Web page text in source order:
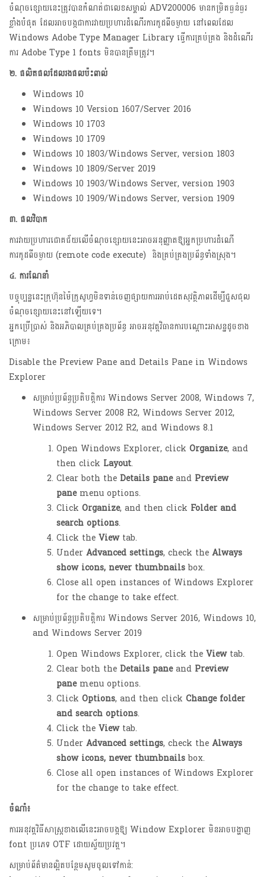
ចំណុច​ខ្សោយ​នេះ​ត្រូវ​បាន​កំណត់​ជា​លេខ​សម្គាល់​ ADV200006 មានកម្រិត​ធ្ងន់ធ្ងរ​
ខ្លាំងបំផុត​ ដែល​អាច​បង្ក​ជា​ការវាយប្រហារ​ដំណើរការ​កូដ​ពី​ចម្ងាយ​ នៅពេល​ដែល​
Windows Adobe Type Manager Library ធ្វើការ​គ្រប់គ្រង និងដំណើរ
ការ Adobe Type 1 fonts​ មិនបាន​ត្រឹមត្រូវ​។
២. ផលិតផលដែលរងផលប៉ះពាល់
Windows 10
Windows 10 Version 1607/Server 2016
Windows 10 1703
Windows 10 1709
Windows 10 1803/Windows Server, version 1803
Windows 10 1809/Server 2019
Windows 10 1903/Windows Server, version 1903
Windows 10 1909/Windows Server, version 1909
៣. ផលវិបាក
ការវាយប្រហារជោគជ័យលើចំណុចខ្សោយនេះអាចអនុញ្ញាតឱ្យអ្នកប្រហារដំណើ
ការកូដពីចម្ងាយ (remote code execute) និងគ្រប់គ្រងប្រព័ន្ធទាំងស្រុង។
៤. ការណែនាំ
បច្ចុប្បន្ននេះក្រុហ៊ុនម៉ៃក្រូសូហ្វមិនទាន់ចេញផ្សាយការអាប់ដេតសុវត្ថិភាពដើម្បីជួសជុល
ចំណុចខ្សោយនេះនៅឡើយទេ។
អ្នកប្រើប្រាស់​ និងអភិបាលគ្រប់គ្រងប្រព័ន្ធ អាចអនុវត្តវិធានការបណ្តោះអាសន្នដូចខាង
ក្រោម៖
Disable the Preview Pane and Details Pane in Windows
Explorer
សម្រាប់ប្រព័ន្ធប្រតិបត្តិការ Windows Server 2008, Windows 7,
Windows Server 2008 R2, Windows Server 2012,
Windows Server 2012 R2, and Windows 8.1
Open Windows Explorer, click Organize, and
then click Layout.
Clear both the Details paneand Preview
panemenu options.
Click Organize, and then click Folder and
search options.
Click the Viewtab.
Under Advanced settings, check the Always
show icons, never thumbnailsbox.
Close all open instances of Windows Explorer
for the change to take effect.
សម្រាប់ប្រព័ន្ធប្រតិបត្តិការ Windows Server 2016, Windows 10,
and Windows Server 2019
Open Windows Explorer, click the Viewtab.
Clear both the Details paneand Preview
panemenu options.
Click Options, and then click Change folder
and search options.
Click the Viewtab.
Under Advanced settings, check the Always
show icons, never thumbnailsbox.
Close all open instances of Windows Explorer
for the change to take effect.
ចំណាំ៖
ការអនុវត្តវិធីសាស្ត្រខាងលើនេះអាចបង្កឱ្យ Window Explorer មិនអាចបង្ហាញ
font ប្រភេទ OTF ដោយស្វ័យប្រវត្ត។
សម្រាប់ព័ត៌មានល្អិតបន្ថែមសូមចូលទៅកាន់: